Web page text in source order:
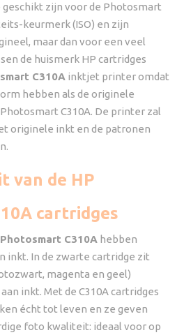
zijn voor de Photosmart
keurmerk (ISO) en zijn
maar dan voor een veel
de huismerk HP cartridges
C310A inktjet printer omdat
hebben als de originele
C310A. De printer zal
originele inkt en de patronen
van de HP
cartridges
Photosmart C310A hebben
inkt. In de zwarte cartridge zit
magenta en geel)
inkt. Met de C310A cartridges
écht tot leven en ze geven
foto kwaliteit: ideaal voor op